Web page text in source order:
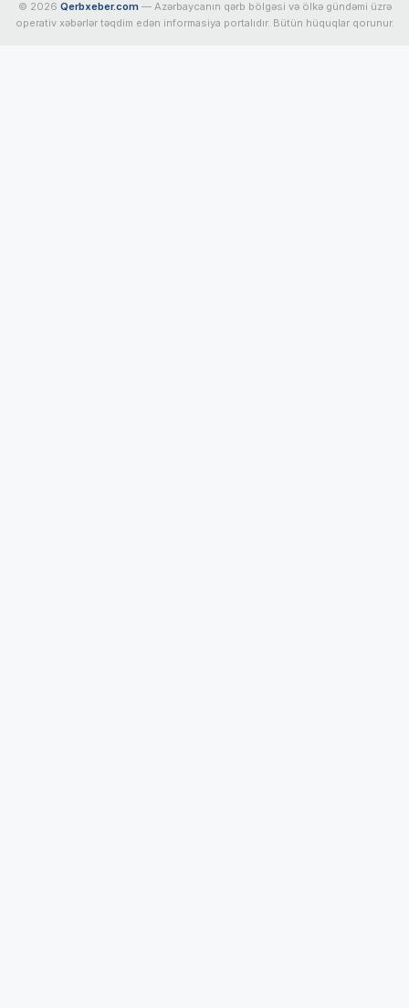
© 2026 Qerbxeber.com — Azərbaycanın qərb bölgəsi və ölkə gündəmi üzrə
operativ xəbərlər təqdim edən informasiya portalıdır. Bütün hüquqlar qorunur.